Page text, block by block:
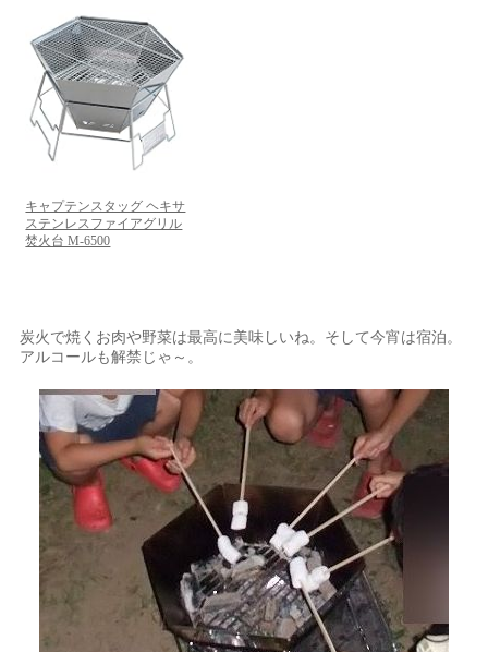
キャプテンスタッグ ヘキサ
ステンレスファイアグリル
焚火台 M-6500
炭火で焼くお肉や野菜は最高に美味しいね。そして今宵は宿泊。
アルコールも解禁じゃ～。